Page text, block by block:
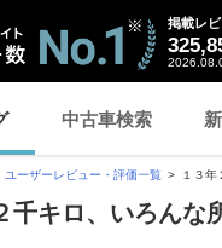
掲載レ
中古車検索
ユーザーレビュー・評価一覧 １３年
千キロ、いろんな